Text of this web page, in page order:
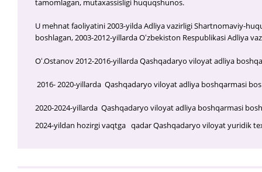
tamomlagan, mutaxassisligi huquqshunos.
U mehnat faoliyatini 2003-yilda Adliya vazirligi Shartnomaviy-
boshlagan, 2003-2012-yillarda Oʻzbekiston Respublikasi Adliya
Oʻ.Ostanov 2012-2016-yillarda Qashqadaryo viloyat adliya
2016- 2020-yillarda Qashqadaryo viloyat adliya boshqarmasi
2020-2024-yillarda Qashqadaryo viloyat adliya boshqarmasi
2024-yildan hozirgi vaqtga qadar Qashqadaryo viloyat yuridik